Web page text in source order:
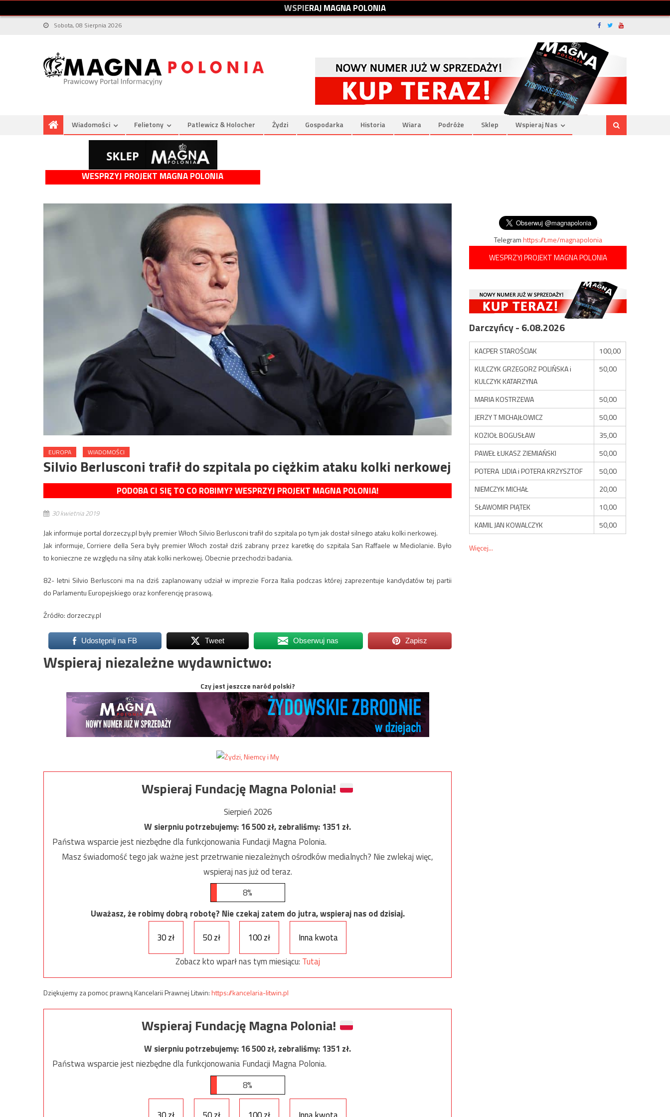
WSPIERAJMAGNAPOLONIA
Sobota, 08 Sierpnia 2026
Wiadomości Felietony Patlewicz & Holocher Żydzi Gospodarka Historia Wiara Podróże Sklep Wspieraj Nas
WESPRZYJ PROJEKT MAGNA POLONIA
EUROPA WIADOMOŚCI
Silvio Berlusconi trafił do szpitala po ciężkim ataku kolki nerkowej
PODOBA CI SIĘ TO CO ROBIMY? WESPRZYJ PROJEKT MAGNA POLONIA!
30 kwietnia 2019
Jak informuje portal dorzeczy.pl były premier Włoch Silvio Berlusconi trafił do szpitala po tym jak dostał silnego ataku kolki nerkowej.
Jak informuje, Corriere della Sera były premier Włoch został dziś zabrany przez karetkę do szpitala San Raffaele w Mediolanie. Było
to konieczne ze względu na silny atak kolki nerkowej. Obecnie przechodzi badania.
82- letni Silvio Berlusconi ma na dziś zaplanowany udział w imprezie Forza Italia podczas której zaprezentuje kandydatów tej partii
do Parlamentu Europejskiego oraz konferencję prasową.
Źródło: dorzeczy.pl
Udostępnij na FB Tweet Obserwuj nas Zapisz
Wspieraj niezależne wydawnictwo:
Czy jest jeszcze naród polski?
Wspieraj Fundację Magna Polonia!
Sierpień 2026
W sierpniu potrzebujemy:16 500zł, zebraliśmy:1351 zł.
Państwa wsparcie jest niezbędne dla funkcjonowania Fundacji Magna Polonia.
Masz świadomość tego jak ważne jest przetrwanie niezależnych ośrodków medialnych? Nie zwlekaj więc,
wspieraj nas już od teraz.
8%
Uważasz, że robimy dobrą robotę? Nie czekaj zatem do jutra, wspieraj nas od dzisiaj.
30 zł
50 zł 100 zł
Inna kwota
Zobacz kto wparł nas tym miesiącu: Tutaj
Dziękujemy za pomoc prawną Kancelarii Prawnej Litwin:https://kancelaria-litwin.pl
Wspieraj Fundację Magna Polonia!
W sierpniu potrzebujemy:16 500zł, zebraliśmy:1351 zł.
Państwa wsparcie jest niezbędne dla funkcjonowania Fundacji Magna Polonia.
8%
Telegramhttps://t.me/magnapolonia
WESPRZYJ PROJEKT MAGNA POLONIA
Darczyńcy - 6.08.2026
KACPER STAROŚCIAK
100,00
KULCZYK GRZEGORZ POLIŃSKA i
KULCZYK KATARZYNA
50,00
MARIA KOSTRZEWA
50,00
JERZY T MICHAJŁOWICZ
50,00
KOZIOŁ BOGUSŁAW
35,00
PAWEŁ ŁUKASZ ZIEMIAŃSKI
50,00
POTERA LIDIA i POTERA KRZYSZTOF
50,00
NIEMCZYK MICHAŁ
20,00
SŁAWOMIR PIĄTEK
10,00
KAMIL JAN KOWALCZYK
50,00
Więcej...